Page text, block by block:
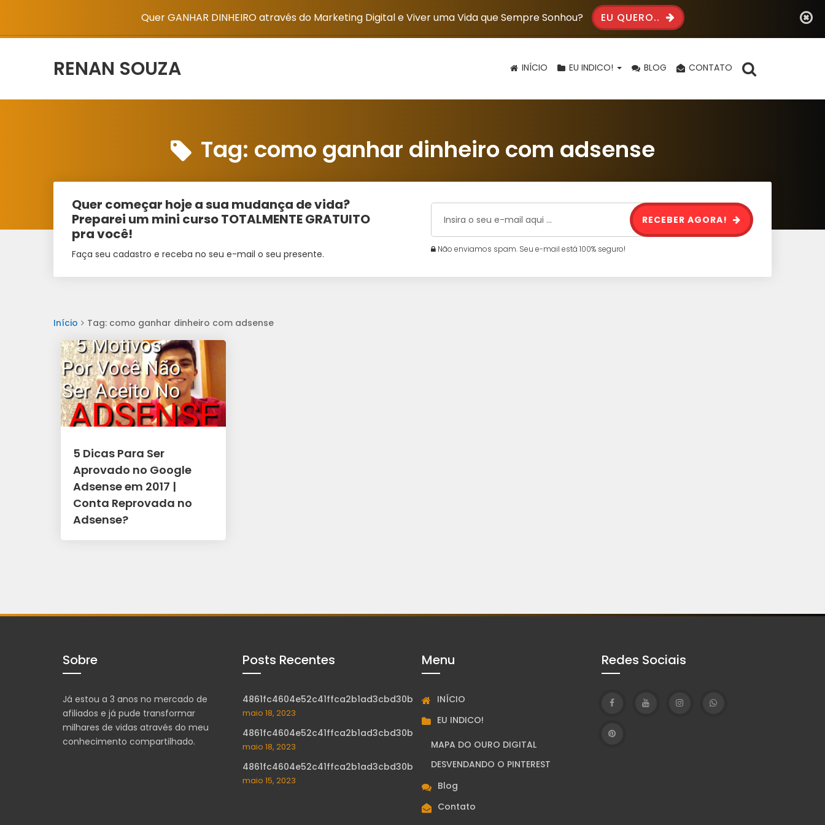
Quer GANHAR DINHEIRO através do Marketing Digital e Viver uma Vida que Sempre Sonhou? EU QUERO..
RENAN SOUZA INÍCIO EU INDICO! BLOG CONTATO
Tag: como ganhar dinheiro com adsense
Quer começar hoje a sua mudança de vida?
Preparei um mini curso TOTALMENTE GRATUITO
pra você!
Faça seu cadastro e receba no seu e-mail o seu presente. Não enviamos spam. Seu e-mail está 100% seguro!
RECEBER AGORA!
Início Tag: como ganhar dinheiro com adsense
5 Dicas Para Ser
Aprovado no Google
Adsense em 2017 |
Conta Reprovada no
Adsense?
Sobre
Já estou a 3 anos no mercado de
afiliados e já pude transformar
milhares de vidas através do meu
conhecimento compartilhado.
Posts Recentes
4861fc4604e52c41ffca2b1ad3cbd30b
maio 18, 2023
4861fc4604e52c41ffca2b1ad3cbd30b
maio 18, 2023
4861fc4604e52c41ffca2b1ad3cbd30b
maio 15, 2023
Menu
INÍCIO
EU INDICO!
MAPA DO OURO DIGITAL
DESVENDANDO O PINTEREST
Blog
Contato
Redes Sociais